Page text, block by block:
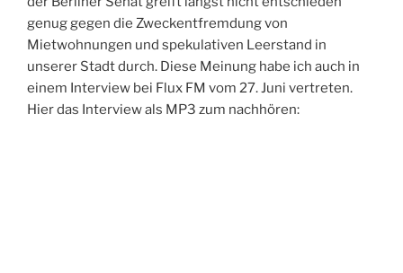
genug gegen die Zweckentfremdung von
Mietwohnungen und spekulativen Leerstand in
unserer Stadt durch. Diese Meinung habe ich auch in
einem Interview bei Flux FM vom 27. Juni vertreten.
Hier das Interview als MP3 zum nachhören: